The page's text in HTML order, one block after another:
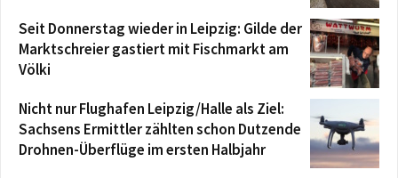
Seit Donnerstag wieder in Leipzig: Gilde der
Marktschreier gastiert mit Fischmarkt am
Völki
Nicht nur Flughafen Leipzig/Halle als Ziel:
Sachsens Ermittler zählten schon Dutzende
Drohnen-Überflüge im ersten Halbjahr